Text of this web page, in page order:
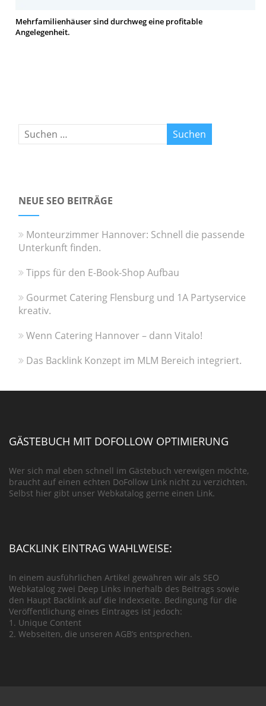
Mehrfamilienhäuser sind durchweg eine profitable
Angelegenheit.
NEUE SEO BEITRÄGE
Monteurzimmer Hannover: Schnell die passende
Unterkunft finden.
Tipps für den E-Book-Shop Aufbau
Gourmet Catering Flensburg und 1A Partyservice
kreativ.
Wenn Catering Hannover – dann Vitalo!
Das Backlink Konzept im MLM Bereich integriert.
GÄSTEBUCH MIT DOFOLLOW OPTIMIERUNG
Wer sich mal eben schnell im Gästebuch verewigen möchte,
braucht auf einen echten DoFollow Link nicht zu verzichten.
Selbst hier gibt unser Webkatalog gerne einen Link.
BACKLINK EINTRAG WAHLWEISE:
In einem ausführlichen Artikel gewähren wir als SEO
Webkatalog zwei Deep Links innerhalb des Beitrags sowie
den Haupt Backlink auf die Indexseite. Bedingung für die
Veröffentlichung eines Eintrages ist jedoch:
1. Unique Content
2. Webseiten, die unseren AGB’s entsprechen.